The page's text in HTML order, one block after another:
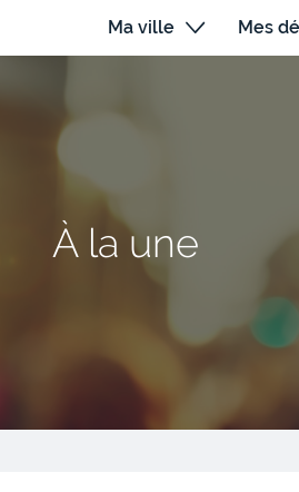
Ma ville Mes
À la une